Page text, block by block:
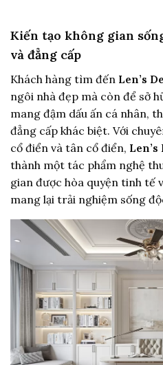
Kiến tạo không gian
và đẳng cấp
Khách hàng tìm đến Len’s
ngôi nhà đẹp mà còn để sở
mang đậm dấu ấn cá nhân,
đẳng cấp khác biệt. Với
cổ điển và tân cổ điển,
thành một tác phẩm nghệ
gian được hòa quyện tinh tế
mang lại trải nghiệm sống